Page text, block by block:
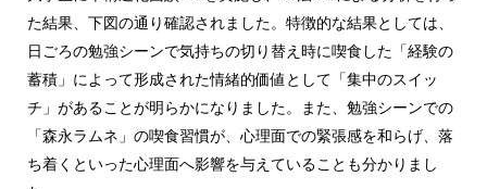
た結果、下図の通り確認されました。特徴的な結果としては、
日ごろの勉強シーンで気持ちの切り替え時に喫食した「経験の
蓄積」によって形成された情緒的価値として「集中のスイッ
チ」があることが明らかになりました。また、勉強シーンでの
「森永ラムネ」の喫食習慣が、心理面での緊張感を和らげ、落
ち着くといった心理面へ影響を与えていることも分かりまし